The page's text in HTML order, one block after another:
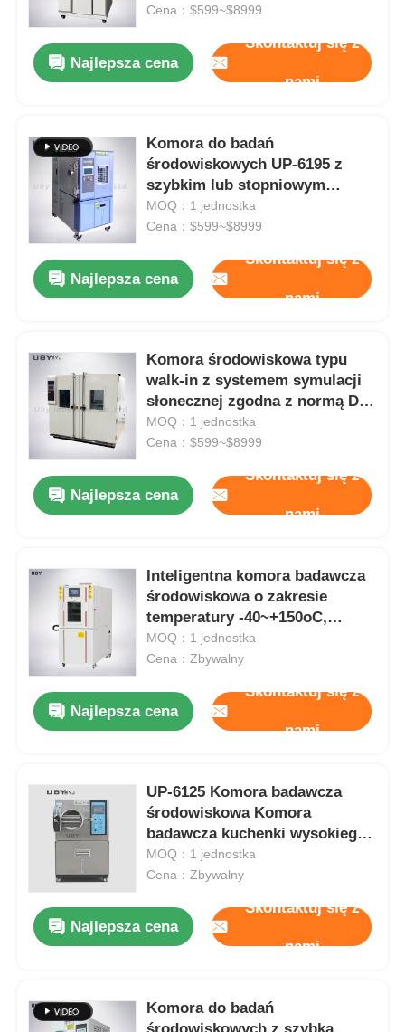
Dom
O nas
Wycieczka po fabryce
Kontrola jakości
Skontaktuj się z nami
Poprosić o wycenę
Sprzęt do badań laboratoryjnych
Uniwersalna maszyna testująca
Cena：$599~$8999
Najlepsza cena
Skontaktuj się z
nami
Komora do badań
środowiskowych UP-6195 z
szybkim lub stopniowym
sterowaniem, zakres
temperatur -70~180°C i zakres
MOQ：1 jednostka
Cena：$599~$8999
Najlepsza cena
Skontaktuj się z
nami
Komora środowiskowa typu
walk-in z systemem symulacji
słonecznej zgodna z normą DIN
75 220 i możliwością
dostosowania rozmiaru
MOQ：1 jednostka
Cena：$599~$8999
Najlepsza cena
Skontaktuj się z
nami
Inteligentna komora badawcza
środowiskowa o zakresie
temperatury -40~+150oC,
zakresie wilgotności 20%~98% i
niskim zużyciu energii
MOQ：1 jednostka
Cena：Zbywalny
Najlepsza cena
Skontaktuj się z
nami
UP-6125 Komora badawcza
środowiskowa Komora
badawcza kuchenki wysokiego
ciśnienia do próby przecieków
MOQ：1 jednostka
Cena：Zbywalny
Najlepsza cena
Skontaktuj się z
nami
Komora do badań
środowiskowych z szybką